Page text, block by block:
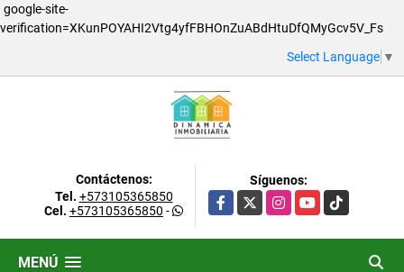
google-site-
verification=XKunPOYAHI2Vtg4yfFBHOnZuABdHtuDfQMyGcv5V_Fs
Select Language ▼
Contáctenos:
Tel. +573105365850
Cel. +573105365850 -
Síguenos:
Facebook
X InstagramYouTubeTikTok
MENÚ